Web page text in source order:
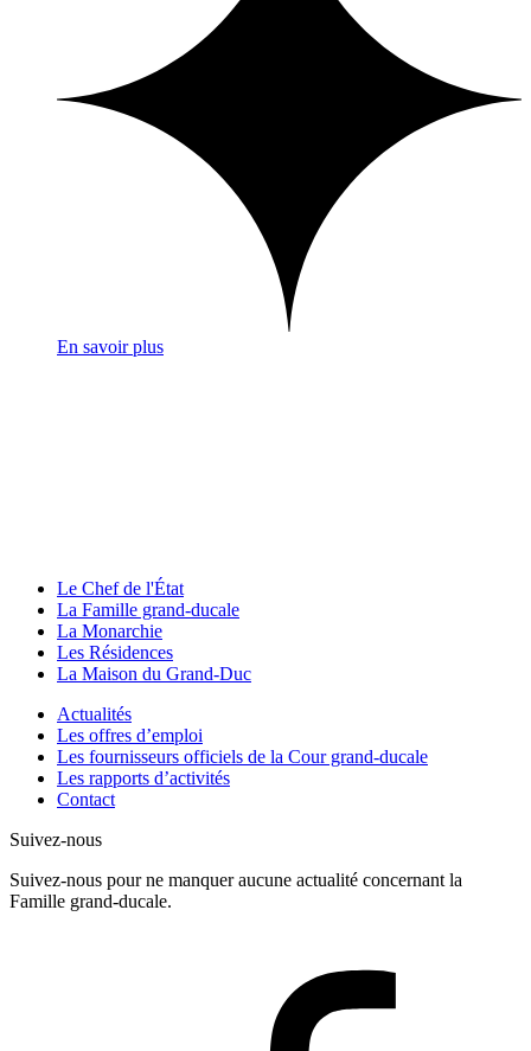
En savoir plus
Le Chef de l'État
La Famille grand-ducale
La Monarchie
Les Résidences
La Maison du Grand-Duc
Actualités
Les offres d’emploi
Les fournisseurs officiels de la Cour grand-ducale
Les rapports d’activités
Contact
Suivez-nous
Suivez-nous pour ne manquer aucune actualité concernant la
Famille grand-ducale.